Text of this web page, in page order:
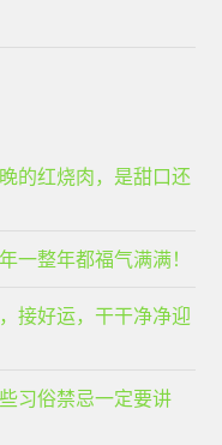
的红烧肉，是甜口还
一整年都福气满满！
接好运，干干净净迎
习俗禁忌一定要讲